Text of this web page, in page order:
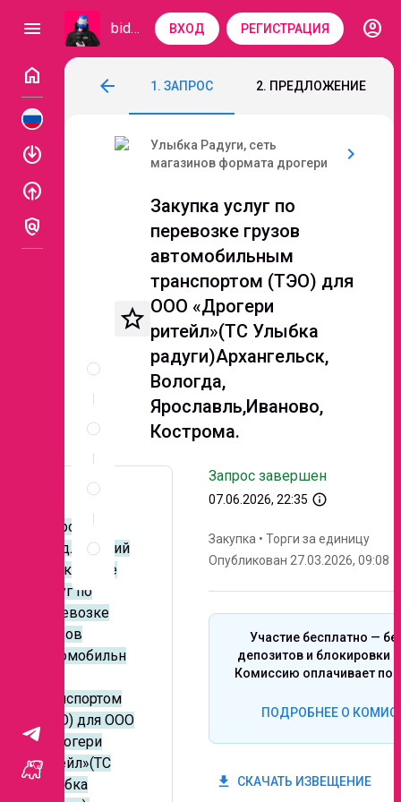
menu bidzaar ВХОД РЕГИСТРАЦИЯ
account_circle
home
enable
enable
policy
arrow_back
Закупка услуг по перевозке грузов
1. ЗАПРОС 2. ПРЕДЛОЖЕНИЕ
Описание
документы
Спецификация
Неценовые
проведения
запроса
Улыбка Радуги, сеть
магазинов формата дрогери
chevron_right
star_border
Закупка услуг по
перевозке грузов
автомобильным
транспортом (ТЭО) для
ООО «Дрогери
ритейл»(ТС Улыбка
радуги)Архангельск,
Вологда,
Ярославль,Иваново,
Кострома.
Запрос
предложений
на оказание
услуг по
перевозке
грузов
автомобильн
транспортом
(ТЭО) для ООО
«Дрогери
ритейл»(ТС
Улыбка
Запрос завершен
07.06.2026, 22:35 info_outline
Закупка • Торги за единицу
Опубликован 27.03.2026, 09:08
Участие бесплатно —
депозитов и блокировки
Комиссию оплачивает
ПОДРОБНЕЕ О
get_app СКАЧАТЬ ИЗВЕЩЕНИЕ